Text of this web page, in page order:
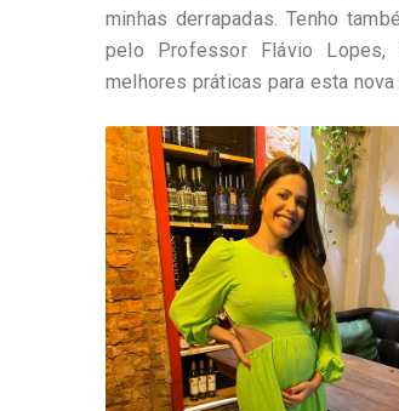
minhas derrapadas. Tenho
pelo Professor Flávio
melhores práticas para esta